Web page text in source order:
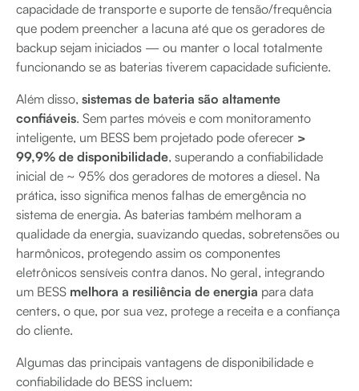
capacidade de transporte e suporte de tensão/frequência
que podem preencher a lacuna até que os geradores de
backup sejam iniciados — ou manter o local totalmente
funcionando se as baterias tiverem capacidade suficiente.
Além disso, sistemas de bateria são altamente
confiáveis. Sem partes móveis e com monitoramento
inteligente, um BESS bem projetado pode oferecer >
99,9% de disponibilidade, superando a confiabilidade
inicial de ~ 95% dos geradores de motores a diesel. Na
prática, isso significa menos falhas de emergência no
sistema de energia. As baterias também melhoram a
qualidade da energia, suavizando quedas, sobretensões ou
harmônicos, protegendo assim os componentes
eletrônicos sensíveis contra danos. No geral, integrando
um BESS melhora a resiliência de energia para data
centers, o que, por sua vez, protege a receita e a confiança
do cliente.
Algumas das principais vantagens de disponibilidade e
confiabilidade do BESS incluem: